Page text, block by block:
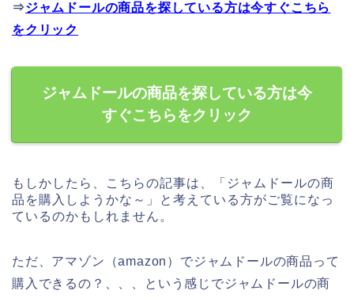
⇒ジャムドールの商品を探している方は今すぐこちら
をクリック
ジャムドールの商品を探している方は今
すぐこちらをクリック
もしかしたら、こちらの記事は、「ジャムドールの商
品を購入しようかな～」と考えている方がご覧になっ
ているのかもしれません。
ただ、アマゾン（amazon）でジャムドールの商品って
購入できるの？、、、という感じでジャムドールの商